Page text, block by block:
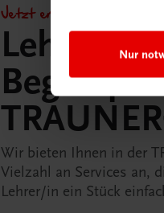
Nur
Jetzt entdecken!
Lehrer/
Wir bieten Ihnen in der
Vielzahl an Services an,
Lehrer/in ein Stück